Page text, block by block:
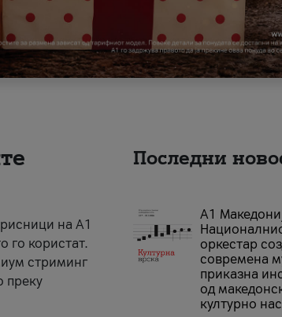
на A1
го користат.
стриминг
преку
Последни
А1
оркестар
современа
приказна
од
културно